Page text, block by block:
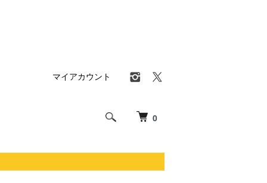
0
マイアカウント